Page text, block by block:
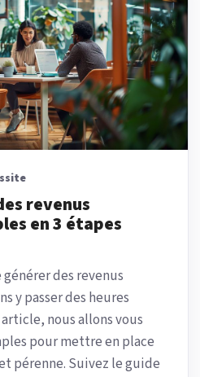
revenus
en 3 étapes
des revenus
y passer des heures
nous allons vous
pour mettre en place
pérenne. Suivez le guide